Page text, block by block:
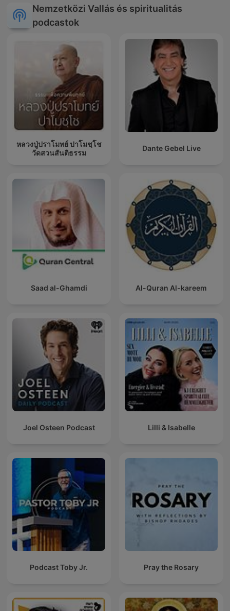
Nemzetközi Vallás és spiritualitás
podcastok
หลวงปู่ปราโมทย์ ปาโมชฺโช
วัดสวนสันติธรรม
Dante Gebel Live
Saad al-Ghamdi Al-Quran Al-kareem
Joel Osteen Podcast Lilli & Isabelle
Podcast Toby Jr. Pray the Rosary